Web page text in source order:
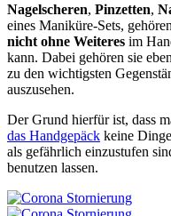
Nagelscheren, Pinzetten,
eines Maniküre-Sets,
nicht ohne Weiteres im
kann. Dabei gehören sie
zu den wichtigsten
auszusehen.
Der Grund hierfür ist, dass
das Handgepäck keine
als gefährlich einzustufen
benutzen lassen.